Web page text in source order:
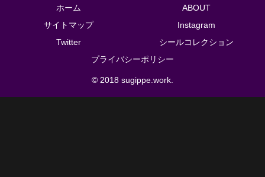
ホーム
ABOUT
サイトマップ
Instagram
Twitter
シールコレクション
プライバシーポリシー
© 2018 sugippe.work.